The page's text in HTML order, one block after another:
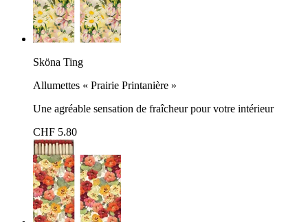
Sköna Ting
Allumettes « Prairie Printanière »
Une agréable sensation de fraîcheur pour votre intérieur
CHF 5.80